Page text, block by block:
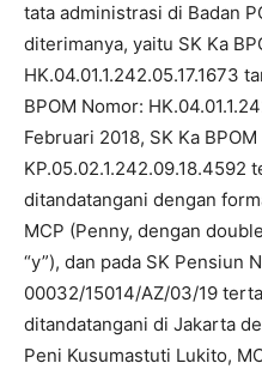
tata administrasi di Badan
diterimanya, yaitu SK Ka
HK.04.01.1.242.05.17.1673
BPOM Nomor:
Februari 2018, SK Ka
KP.05.02.1.242.09.18.4592
ditandatangani dengan
MCP (Penny, dengan
“y”), dan pada SK Pensiun
00032/15014/AZ/03/19
ditandatangani di Jakarta
Peni Kusumastuti Lukito,